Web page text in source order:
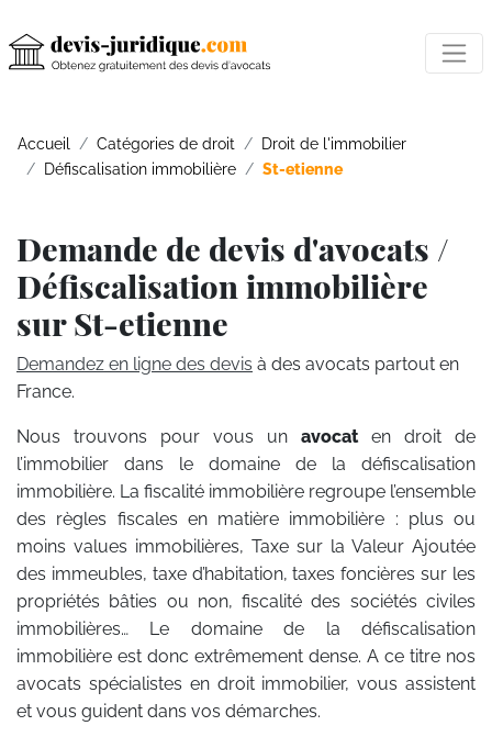
Accueil Catégories de droit
Droit de l'immobilier
Défiscalisation immobilière
St-etienne
Demande de devis d'avocats /
Défiscalisation immobilière
sur St-etienne
Demandez en ligne des devis à des avocats partout en
France.
Nous trouvons pour vous un avocat en droit de
l’immobilier dans le domaine de la défiscalisation
immobilière. La fiscalité immobilière regroupe l’ensemble
des règles fiscales en matière immobilière : plus ou
moins values immobilières, Taxe sur la Valeur Ajoutée
des immeubles, taxe d’habitation, taxes foncières sur les
propriétés bâties ou non, fiscalité des sociétés civiles
immobilières… Le domaine de la défiscalisation
immobilière est donc extrêmement dense. A ce titre nos
avocats spécialistes en droit immobilier, vous assistent
et vous guident dans vos démarches.